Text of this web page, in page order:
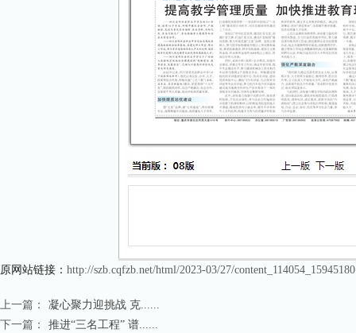
原网站链接： http://szb.cqfzb.net/html/2023-03/27/
上一篇：
凝心聚力迎挑战 克......
下一篇：
推进“三名工程” 谱......